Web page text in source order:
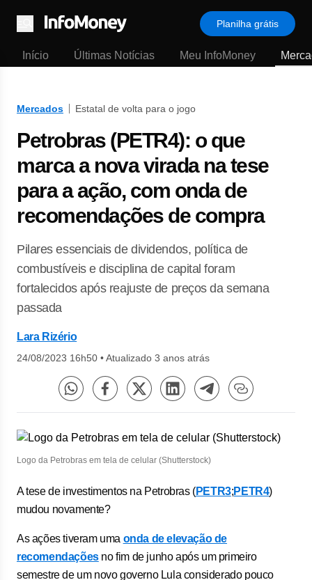
Menu
Planilha grátis
Início Últimas Notícias Meu InfoMoney
Mercados Estatal de volta para o jogo
Petrobras (PETR4): o que
marca a nova virada na tese
para a ação, com onda de
recomendações de compra
Pilares essenciais de dividendos, política de
combustíveis e disciplina de capital foram
fortalecidos após reajuste de preços da semana
passada
Lara Rizério
24/08/2023 16h50 •Atualizado 3 anos atrás
Logo da Petrobras em tela de celular (Shutterstock)
A tese de investimentos na Petrobras (PETR3;PETR4)
mudou novamente?
As ações tiveram uma onda de elevação de
recomendaçõesno fim de junho após um primeiro
semestre de um novo governo Lula considerado pouco